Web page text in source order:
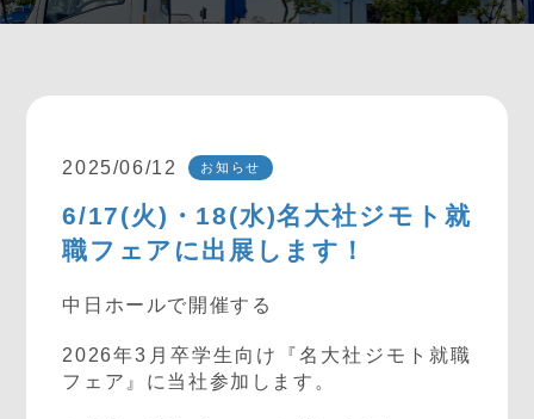
2025/06/12 お知らせ
6/17(火)・18(水)名大社ジモト就
職フェアに出展します！
中日ホールで開催する
2026年3月卒学生向け『名大社ジモト就職
フェア』に当社参加します。